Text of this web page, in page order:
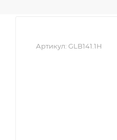
Артикул: GLB141.1H